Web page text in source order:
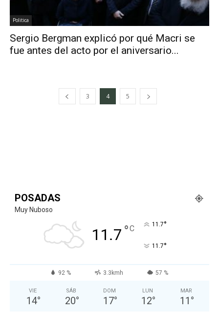
Politica
Sergio Bergman explicó por qué Macri se
fue antes del acto por el aniversario...
3 4 5
POSADAS
Muy Nuboso
11.7 °C 11.7°
11.7°
92 % 3.3kmh 57 %
VIE
14°
SÁB
20°
DOM
17°
LUN
12°
MAR
11 °